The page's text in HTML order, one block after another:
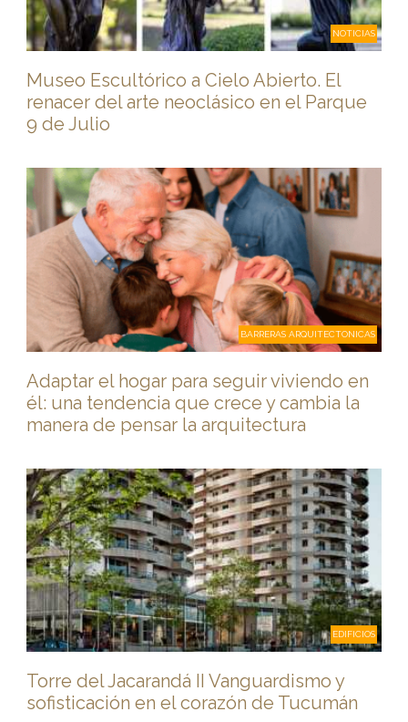
NOTICIAS
Museo Escultórico a Cielo Abierto. El
renacer del arte neoclásico en el Parque
9 de Julio
BARRERAS ARQUITECTONICAS
Adaptar el hogar para seguir viviendo en
él: una tendencia que crece y cambia la
manera de pensar la arquitectura
EDIFICIOS
Torre del Jacarandá II Vanguardismo y
sofisticación en el corazón de Tucumán